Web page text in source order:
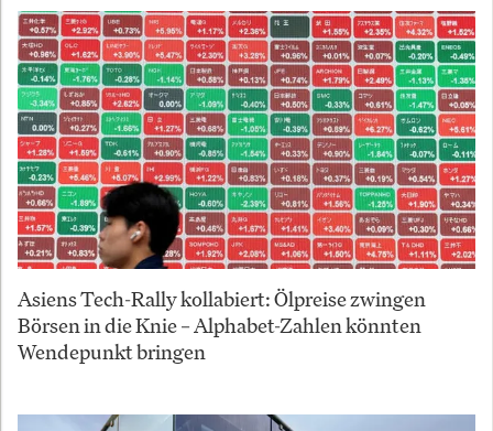
Asiens Tech-Rally kollabiert: Ölpreise zwingen
Börsen in die Knie – Alphabet-Zahlen könnten
Wendepunkt bringen